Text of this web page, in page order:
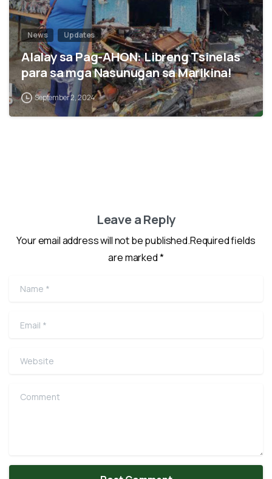
News Updates
Alalay sa Pag-AHON: Libreng Tsinelas
para sa mga Nasunugan sa Marikina!
September 2, 2024
Leave a Reply
Your email address will not be published.Required fields
are marked *
Name
Email
Website
Comment